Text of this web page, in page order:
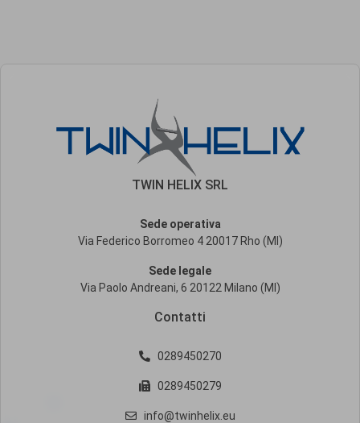
TWIN HELIX SRL
Sede operativa
Via Federico Borromeo 4 20017 Rho (MI)
Sede legale
Via Paolo Andreani, 6 20122 Milano (MI)
Contatti
0289450270
0289450279
info@twinhelix.eu